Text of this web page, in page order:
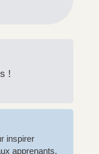
!
inspirer
apprenants.